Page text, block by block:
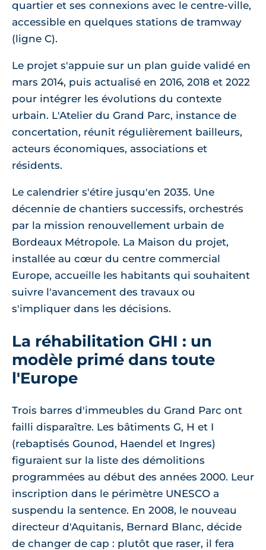
quartier et ses connexions avec le centre-ville,
accessible en quelques stations de tramway
(ligne C).
Le projet s'appuie sur un plan guide validé en
mars 2014, puis actualisé en 2016, 2018 et 2022
pour intégrer les évolutions du contexte
urbain. L'Atelier du Grand Parc, instance de
concertation, réunit régulièrement bailleurs,
acteurs économiques, associations et
résidents.
Le calendrier s'étire jusqu'en 2035. Une
décennie de chantiers successifs, orchestrés
par la mission renouvellement urbain de
Bordeaux Métropole. La Maison du projet,
installée au cœur du centre commercial
Europe, accueille les habitants qui souhaitent
suivre l'avancement des travaux ou
s'impliquer dans les décisions.
La réhabilitation GHI : un
modèle primé dans toute
l'Europe
Trois barres d'immeubles du Grand Parc ont
failli disparaître. Les bâtiments G, H et I
(rebaptisés Gounod, Haendel et Ingres)
figuraient sur la liste des démolitions
programmées au début des années 2000. Leur
inscription dans le périmètre UNESCO a
suspendu la sentence. En 2008, le nouveau
directeur d'Aquitanis, Bernard Blanc, décide
de changer de cap : plutôt que raser, il fera